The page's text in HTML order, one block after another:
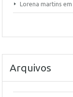
Lorena martins em
Arquivos